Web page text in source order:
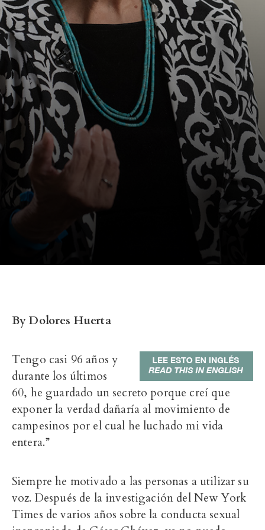
By Dolores Huerta
Tengo casi 96 años y
durante los últimos
60, he guardado un secreto porque creí que
exponer la verdad dañaría al movimiento de
campesinos por el cual he luchado mi vida
entera.”
Siempre he motivado a las personas a utilizar su
voz. Después de la investigación del New York
Times de varios años sobre la conducta sexual